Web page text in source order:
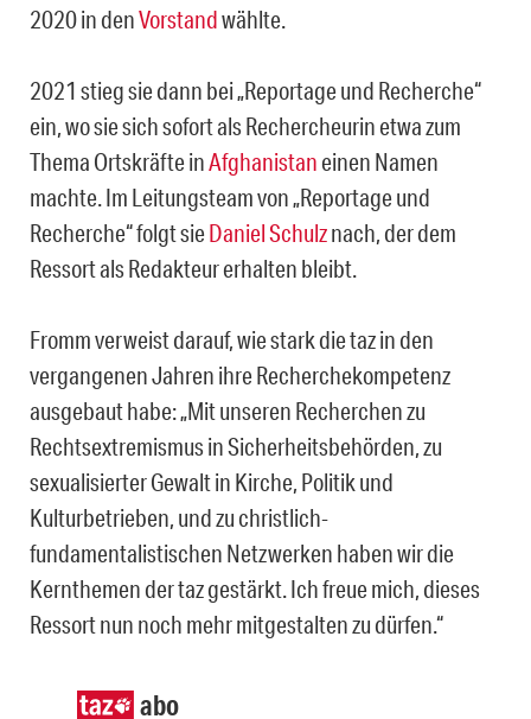
2020 in denVorstandwählte.
2021 stieg sie dann bei „Reportage und Recherche“
ein, wo sie sich sofort als Rechercheurin etwa zum
Thema Ortskräfte inAfghanistaneinen Namen
machte. Im Leitungsteam von „Reportage und
Recherche“ folgt sieDaniel Schulznach, der dem
Ressort als Redakteur erhalten bleibt.
Fromm verweist darauf, wie stark die taz in den
vergangenen Jahren ihre Recherchekompetenz
ausgebaut habe: „Mit unseren Recherchen zu
Rechtsextremismus in Sicherheitsbehörden, zu
sexualisierter Gewalt in Kirche, Politik und
Kulturbetrieben, und zu christlich-
fundamentalistischen Netzwerken haben wir die
Kernthemen der taz gestärkt. Ich freue mich, dieses
Ressort nun noch mehr mitgestalten zu dürfen.“
abo